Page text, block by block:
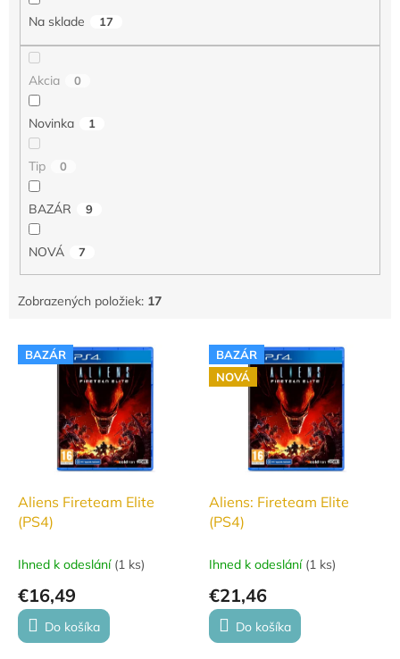
Na sklade 17
Akcia 0
Novinka 1
Tip 0
BAZÁR 9
NOVÁ 7
Zobrazených položiek: 17
V
d
BAZÁR
Aliens Fireteam Elite
(PS4)
Ihned k odeslání (1 ks)
€16,49
Do košíka
BAZÁR
NOVÁ
Aliens: Fireteam Elite
(PS4)
Ihned k odeslání (1 ks)
€21,46
Do košíka